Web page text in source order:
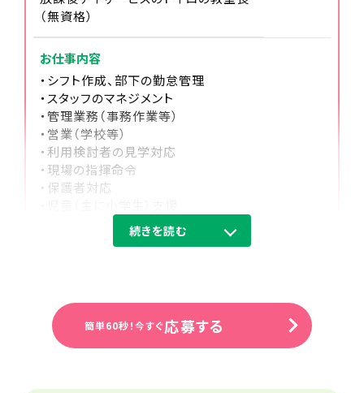
子ども達が教室に到着
続きを読む
（無資格）
お仕事内容
・シフト作成、部下の勤怠管理
・スタッフのマネジメント
・管理業務（事務作業等）
・営業（学校等）
・利用検討者の見学対応
・現場の指揮命令
・保護者対応
・送迎業務（学校・施設・自宅）
ンエクレア1階
勤務先住所
JR東海道本線(東京～熱海) 川崎駅か
簡単60秒！今すぐ応募する